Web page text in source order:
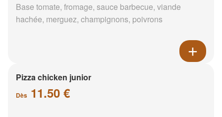
Base tomate, fromage, sauce barbecue, viande
hachée, merguez, champignons, poivrons
Pizza chicken junior
Dès 11.50 €